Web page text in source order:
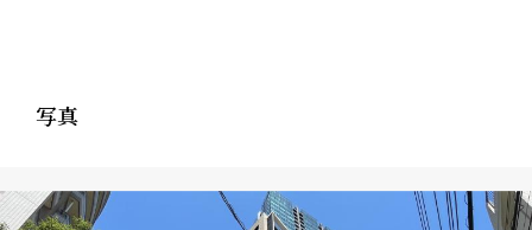
写真